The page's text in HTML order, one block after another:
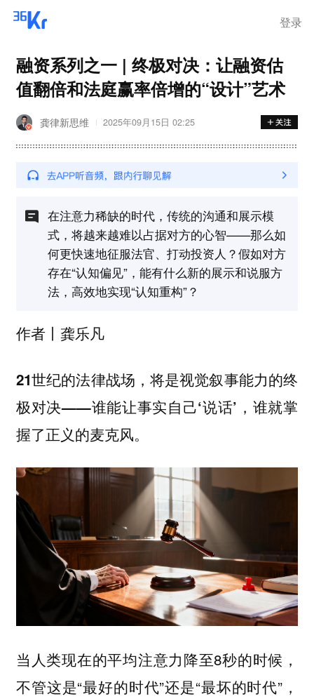
登录
融资系列之一 | 终极对决：让融资估
值翻倍和法庭赢率倍增的“设计”艺术
龚律新思维 2025年09月15日 02:25
在注意力稀缺的时代，传统的沟通和展示模
式，将越来越难以占据对方的心智——那么如
何更快速地征服法官、打动投资人？假如对方
存在“认知偏见”，能有什么新的展示和说服方
法，高效地实现“认知重构”？
作者丨龚乐凡
21世纪的法律战场，将是视觉叙事能力的终
极对决——谁能让事实自己‘说话’，谁就掌
握了正义的麦克风。
当人类现在的平均注意力降至8秒的时候，
不管这是“最好的时代”还是“最坏的时代”，